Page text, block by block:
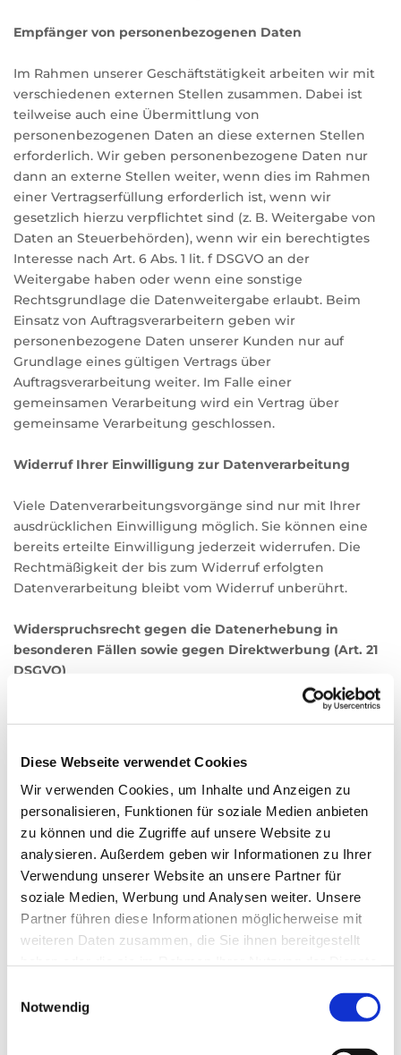
Diese Webseite verwendet Cookies
Wir verwenden Cookies, um Inhalte und Anzeigen zu
personalisieren, Funktionen für soziale Medien anbieten
zu können und die Zugriffe auf unsere Website zu
analysieren. Außerdem geben wir Informationen zu Ihrer
Verwendung unserer Website an unsere Partner für
soziale Medien, Werbung und Analysen weiter. Unsere
Partner führen diese Informationen möglicherweise mit
weiteren Daten zusammen, die Sie ihnen bereitgestellt
Notwendig
Empfänger von personenbezogenen Daten
Im Rahmen unserer Geschäftstätigkeit arbeiten wir mit
verschiedenen externen Stellen zusammen. Dabei ist
teilweise auch eine Übermittlung von
personenbezogenen Daten an diese externen Stellen
erforderlich. Wir geben personenbezogene Daten nur
dann an externe Stellen weiter, wenn dies im Rahmen
einer Vertragserfüllung erforderlich ist, wenn wir
gesetzlich hierzu verpflichtet sind (z. B. Weitergabe von
Daten an Steuerbehörden), wenn wir ein berechtigtes
Interesse nach Art. 6 Abs. 1 lit. f DSGVO an der
Weitergabe haben oder wenn eine sonstige
Rechtsgrundlage die Datenweitergabe erlaubt. Beim
Einsatz von Auftragsverarbeitern geben wir
personenbezogene Daten unserer Kunden nur auf
Grundlage eines gültigen Vertrags über
Auftragsverarbeitung weiter. Im Falle einer
gemeinsamen Verarbeitung wird ein Vertrag über
gemeinsame Verarbeitung geschlossen.
Widerruf Ihrer Einwilligung zur Datenverarbeitung
Viele Datenverarbeitungsvorgänge sind nur mit Ihrer
ausdrücklichen Einwilligung möglich. Sie können eine
bereits erteilte Einwilligung jederzeit widerrufen. Die
Rechtmäßigkeit der bis zum Widerruf erfolgten
Datenverarbeitung bleibt vom Widerruf unberührt.
Widerspruchsrecht gegen die Datenerhebung in
besonderen Fällen sowie gegen Direktwerbung (Art. 21
DSGVO)
WENN DIE DATENVERARBEITUNG AUF GRUNDLAGE VON
VERARBEITUNG IHRER PERSONENBEZOGENEN DATEN
WIDERSPRUCH EINZULEGEN; DIES GILT AUCH FÜR EIN
AUF DIESE BESTIMMUNGEN GESTÜTZTES PROFILING. DIE
JEWEILIGE RECHTSGRUNDLAGE, AUF DENEN EINE
VERARBEITUNG BERUHT, ENTNEHMEN SIE DIESER
DATENSCHUTZERKLÄRUNG. WENN SIE WIDERSPRUCH
EINLEGEN, WERDEN WIR IHRE BETROFFENEN
PERSONENBEZOGENEN DATEN NICHT MEHR
NACHWEISEN, DIE IHRE INTERESSEN, RECHTE UND
FREIHEITEN ÜBERWIEGEN ODER DIE VERARBEITUNG